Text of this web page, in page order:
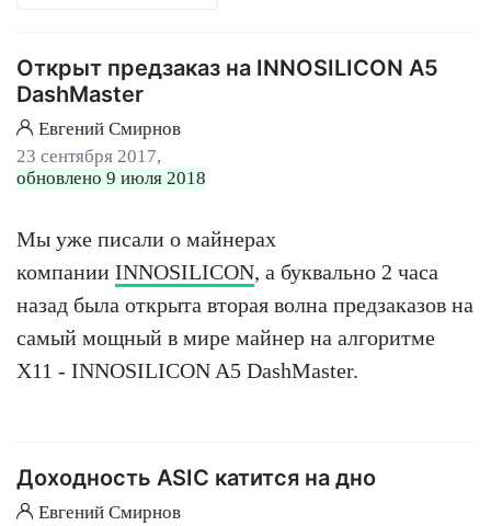
Открыт предзаказ на INNOSILICON A5
DashMaster
Евгений Смирнов
23 сентября 2017,
обновлено 9 июля 2018
Мы уже писали о майнерах
компании INNOSILICON, а буквально 2 часа
назад была открыта вторая волна предзаказов на
самый мощный в мире майнер на алгоритме
X11 - INNOSILICON A5 DashMaster.
Доходность ASIC катится на дно
Евгений Смирнов